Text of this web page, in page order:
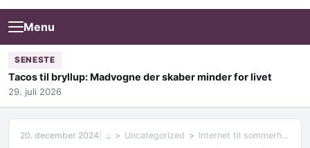
Menu
SENESTE
Tacos til bryllup: Madvogne der skaber minder for livet
29. juli 2026
20. december 2024 ⌂ Uncategorized Internet til sommerhuset: Sådan får du forbindelse til det digitale liv